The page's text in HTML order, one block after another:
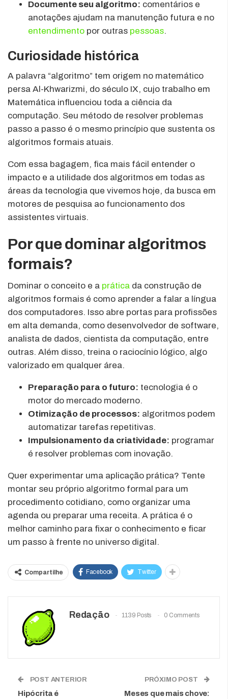
Documente seu algoritmo: comentários e
anotações ajudam na manutenção futura e no
entendimento por outras pessoas.
Curiosidade histórica
A palavra “algoritmo” tem origem no matemático
persa Al-Khwarizmi, do século IX, cujo trabalho em
Matemática influenciou toda a ciência da
computação. Seu método de resolver problemas
passo a passo é o mesmo princípio que sustenta os
algoritmos formais atuais.
Com essa bagagem, fica mais fácil entender o
impacto e a utilidade dos algoritmos em todas as
áreas da tecnologia que vivemos hoje, da busca em
motores de pesquisa ao funcionamento dos
assistentes virtuais.
Por que dominar algoritmos
formais?
Dominar o conceito e a prática da construção de
algoritmos formais é como aprender a falar a língua
dos computadores. Isso abre portas para profissões
em alta demanda, como desenvolvedor de software,
analista de dados, cientista da computação, entre
outras. Além disso, treina o raciocínio lógico, algo
valorizado em qualquer área.
Preparação para o futuro: tecnologia é o
motor do mercado moderno.
Otimização de processos: algoritmos podem
automatizar tarefas repetitivas.
Impulsionamento da criatividade: programar
é resolver problemas com inovação.
Quer experimentar uma aplicação prática? Tente
montar seu próprio algoritmo formal para um
procedimento cotidiano, como organizar uma
agenda ou preparar uma receita. A prática é o
melhor caminho para fixar o conhecimento e ficar
um passo à frente no universo digital.
Compartilhe Facebook Twitter
Redação 1139 Posts 0 Comments
POST ANTERIOR
Hipócrita é
PRÓXIMO POST
Meses que mais chove: